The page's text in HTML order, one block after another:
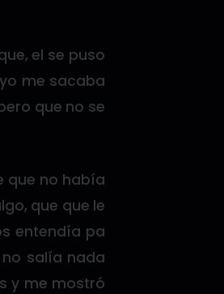
el se puso
me sacaba
que no se
que no había
que que le
entendía pa
salía nada
y me mostró